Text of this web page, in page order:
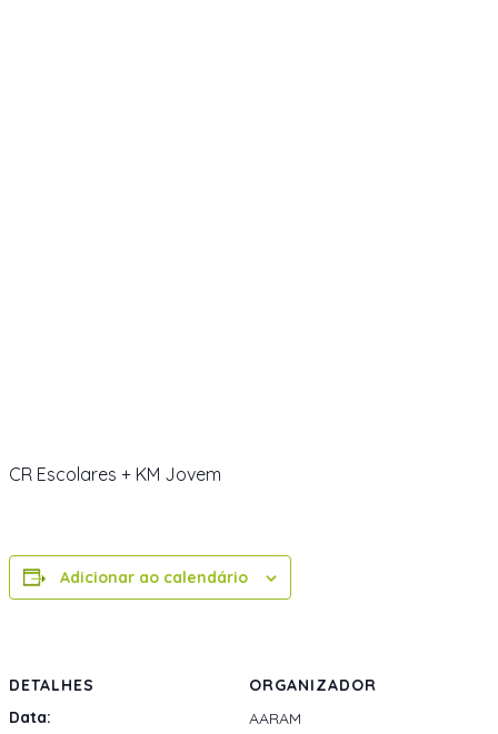
CR Escolares + KM Jovem
Adicionar ao calendário
DETALHES
Data:
ORGANIZADOR
AARAM